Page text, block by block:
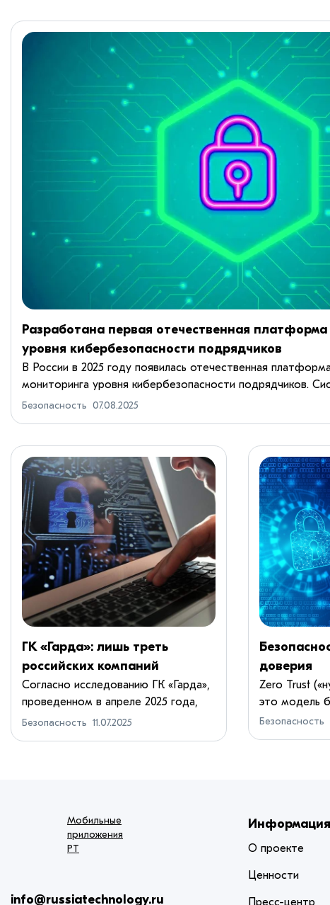
Разработана первая отечественная
уровня кибербезопасности подрядчиков
В России в 2025 году появилась отечественная
мониторинга уровня кибербезопасности подрядчиков.
CICADA8 CyberRating позволяет компаниям в реальном
Безопасность 07.08.2025
ГК «Гарда»: лишь треть
российских компаний
использует решения для
защиты данных
Согласно исследованию ГК «Гарда»,
проведенном в апреле 2025 года,
среди российск...
Безопасность 11.07.2025
доверия
Zero Trust
это модель
Безопасность
Мобильные
приложения
РТ
info@russiatechnology.ru
Информация
О проекте
Ценности
Пресс-центр